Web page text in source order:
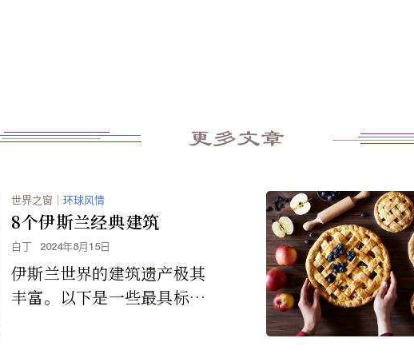
更多文章
世界之窗 ｜ 环球风情
8个伊斯兰经典建筑
白丁 2024年8月15日
伊斯兰世界的建筑遗产极其
丰富。以下是一些最具标志